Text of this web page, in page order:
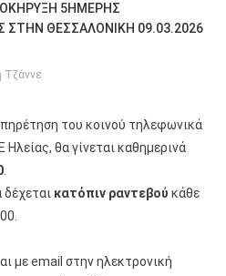
5ΗΜΕΡΗΣ
ΣΤΗΝ ΘΕΣΣΑΛΟΝΙΚΗ 09.03.2026
Τζάννε
του κοινού τηλεφωνικά
θα γίνεται καθημερινά
.
κατόπιν ραντεβού κάθε
με email στην ηλεκτρονική